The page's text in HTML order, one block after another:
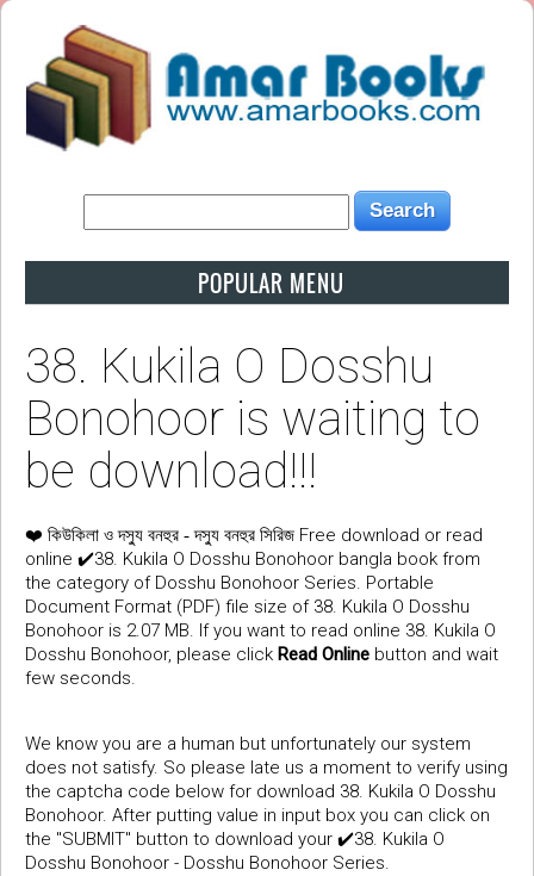
POPULAR MENU
38. Kukila O Dosshu
Bonohoor is waiting to
be download!!!
❤️ কিউকিলা ও দস্যু বনহুর - দস্যু বনহুর সিরিজ Free download or read
online ✔️38. Kukila O Dosshu Bonohoor bangla book from
the category of Dosshu Bonohoor Series. Portable
Document Format (PDF) file size of 38. Kukila O Dosshu
Bonohoor is 2.07 MB. If you want to read online 38. Kukila O
Dosshu Bonohoor, please click Read Online button and wait
few seconds.
We know you are a human but unfortunately our system
does not satisfy. So please late us a moment to verify using
the captcha code below for download 38. Kukila O Dosshu
Bonohoor. After putting value in input box you can click on
the "SUBMIT" button to download your ✔️38. Kukila O
Dosshu Bonohoor - Dosshu Bonohoor Series.